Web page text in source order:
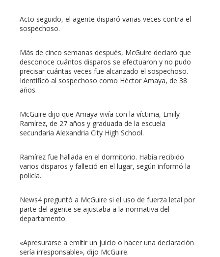
Acto seguido, el agente disparó varias veces contra el
sospechoso.
Más de cinco semanas después, McGuire declaró que
desconoce cuántos disparos se efectuaron y no pudo
precisar cuántas veces fue alcanzado el sospechoso.
Identificó al sospechoso como Héctor Amaya, de 38
años.
McGuire dijo que Amaya vivía con la víctima, Emily
Ramírez, de 27 años y graduada de la escuela
secundaria Alexandria City High School.
Ramírez fue hallada en el dormitorio. Había recibido
varios disparos y falleció en el lugar, según informó la
policía.
News4 preguntó a McGuire si el uso de fuerza letal por
parte del agente se ajustaba a la normativa del
departamento.
«Apresurarse a emitir un juicio o hacer una declaración
sería irresponsable», dijo McGuire.